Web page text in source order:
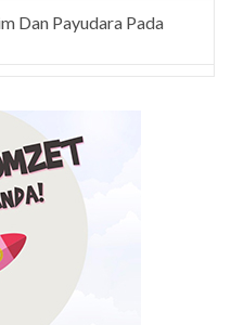
Dan Payudara Pada